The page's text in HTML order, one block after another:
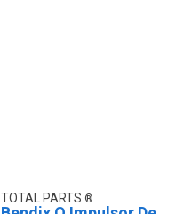
TOTAL PARTS